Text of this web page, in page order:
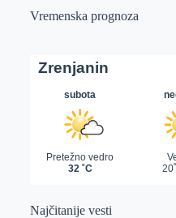
Vremenska prognoza
Najčitanije vesti